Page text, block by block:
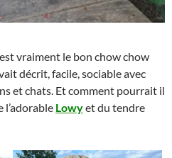
vraiment le bon chow chow
décrit, facile, sociable avec
et chats. Et comment pourrait il
Lowyet du tendre